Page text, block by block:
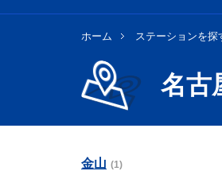
ホーム ステーションを探
名古
金山 (1)